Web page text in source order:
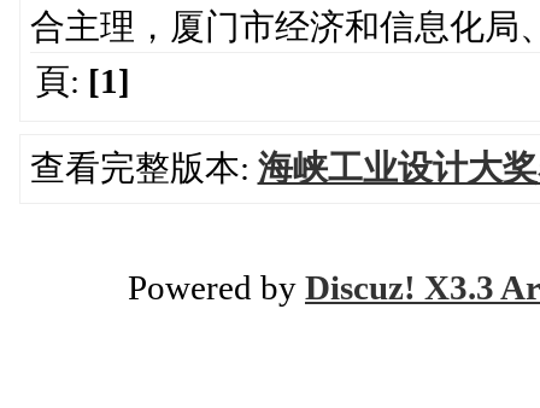
合主理，厦门市经济和信息化局
頁: [1]
查看完整版本: 海峡工业设计大
Powered by Discuz! X3.3